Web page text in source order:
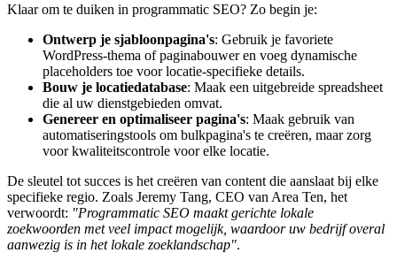
Klaar om te duiken in programmatic SEO? Zo begin je:
Ontwerp je sjabloonpagina's: Gebruik je favoriete
WordPress-thema of paginabouwer en voeg dynamische
placeholders toe voor locatie-specifieke details.
Bouw je locatiedatabase: Maak een uitgebreide spreadsheet
die al uw dienstgebieden omvat.
Genereer en optimaliseer pagina's: Maak gebruik van
automatiseringstools om bulkpagina's te creëren, maar zorg
voor kwaliteitscontrole voor elke locatie.
De sleutel tot succes is het creëren van content die aanslaat bij elke
specifieke regio. Zoals Jeremy Tang, CEO van Area Ten, het
verwoordt: "Programmatic SEO maakt gerichte lokale
zoekwoorden met veel impact mogelijk, waardoor uw bedrijf overal
aanwezig is in het lokale zoeklandschap".